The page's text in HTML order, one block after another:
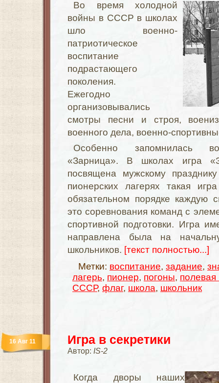
Во время холодной
войны в СССР в школах
шло военно-
патриотическое
воспитание
подрастающего
поколения.
Ежегодно
организовывались
смотры песни и строя,
военного дела, военно-
Особенно запомнилась
«Зарница». В школах игра
посвящена мужскому
пионерских лагерях такая
обязательном порядке каждую
это соревнования команд с
спортивной подготовки. Игра
направлена была на
школьников. [текст полностью...]
Метки: воспитание, задание,
лагерь, пионер, погоны,
СССР, флаг, школа, школьник
Игра в секретики
Автор: IS-2
16 Авг 11
Когда дворы наших